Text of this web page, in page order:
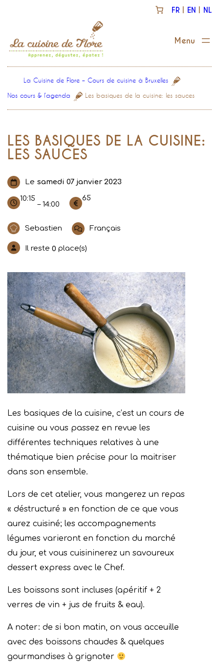
FR EN NL
La Cuisine de Flore – Cours de cuisine à Bruxelles
Nos cours & l’agenda
Les basiques de la cuisine: les sauces
LES BASIQUES DE LA CUISINE:
LES SAUCES
Le samedi 07 janvier 2023
10:15
– 14:00
65
Sebastien Français
Il reste 0 place(s)
Les basiques de la cuisine, c’est un cours de
cuisine ou vous passez en revue les
différentes techniques relatives à une
thématique bien précise pour la maitriser
dans son ensemble.
Lors de cet atelier, vous mangerez un repas
« déstructuré » en fonction de ce que vous
aurez cuisiné; les accompagnements
légumes varieront en fonction du marché
du jour, et vous cuisininerez un savoureux
dessert express avec le Chef.
Les boissons sont incluses (apéritif + 2
verres de vin + jus de fruits & eau).
A noter: de si bon matin, on vous acceuille
avec des boissons chaudes & quelques
gourmandises à grignoter